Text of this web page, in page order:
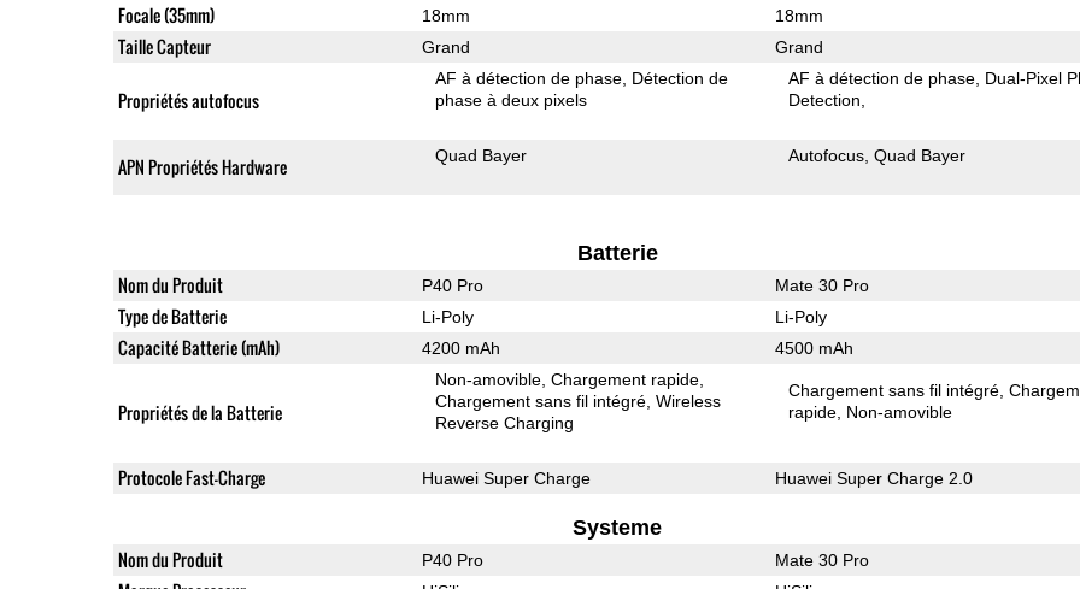
Focale (35mm) 18mm 18mm
Taille Capteur Grand Grand
Propriétés autofocus
AF à détection de phase Détection de
phase à deux pixels
AF à détection de phase Dual-Pixel
Detection
APN Propriétés Hardware Quad Bayer Autofocus Quad Bayer
Batterie
Nom du Produit P40 Pro Mate 30 Pro
Type de Batterie Li-Poly Li-Poly
Capacité Batterie (mAh) 4200 mAh 4500 mAh
Propriétés de la Batterie
Non-amovible Chargement rapide
Chargement sans fil intégré Wireless
Reverse Charging
Chargement sans fil intégré
rapide Non-amovible
Protocole Fast-Charge Huawei Super Charge Huawei Super Charge 2.0
Systeme
Nom du Produit P40 Pro Mate 30 Pro